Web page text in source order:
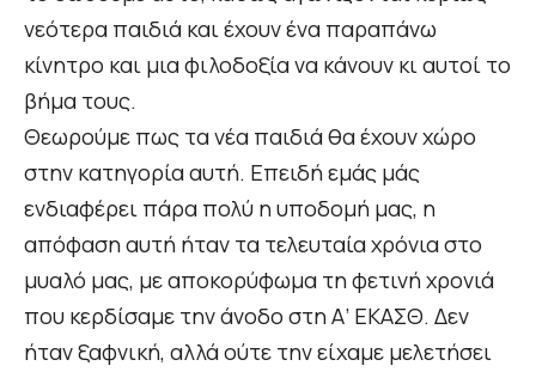
νεότερα παιδιά και έχουν ένα παραπάνω
κίνητρο και μια φιλοδοξία να κάνουν κι αυτοί το
βήμα τους.
Θεωρούμε πως τα νέα παιδιά θα έχουν χώρο
στην κατηγορία αυτή. Επειδή εμάς μάς
ενδιαφέρει πάρα πολύ η υποδομή μας, η
απόφαση αυτή ήταν τα τελευταία χρόνια στο
μυαλό μας, με αποκορύφωμα τη φετινή χρονιά
που κερδίσαμε την άνοδο στη Α’ ΕΚΑΣΘ. Δεν
ήταν ξαφνική, αλλά ούτε την είχαμε μελετήσει